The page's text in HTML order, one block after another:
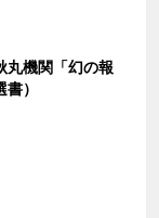
機関「幻の報
）